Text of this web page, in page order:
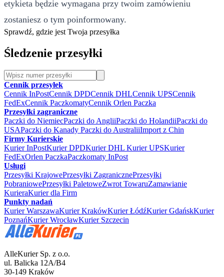
etykieta będzie wymagana przy twoim zamówieniu
zostaniesz o tym poinformowany.
Sprawdź, gdzie jest Twoja przesyłka
Śledzenie przesyłki
Cennik przesyłek
Cennik InPostCennik DPDCennik DHLCennik UPSCennik
FedExCennik PaczkomatyCennik Orlen Paczka
Przesyłki zagraniczne
Paczki do NiemiecPaczki do AngliiPaczki do HolandiiPaczki do
USAPaczki do Kanady Paczki do AustraliiImport z Chin
Firmy Kurierskie
Kurier InPostKurier DPDKurier DHL Kurier UPSKurier
FedExOrlen PaczkaPaczkomaty InPost
Usługi
Przesyłki KrajowePrzesyłki ZagranicznePrzesyłki
PobraniowePrzesyłki PaletoweZwrot TowaruZamawianie
KurieraKurier dla Firm
Punkty nadań
Kurier WarszawaKurier KrakówKurier ŁódźKurier GdańskKurier
PoznańKurier WrocławKurier Szczecin
AlleKurier Sp. z o.o.
ul. Balicka 12A/B4
30-149 Kraków